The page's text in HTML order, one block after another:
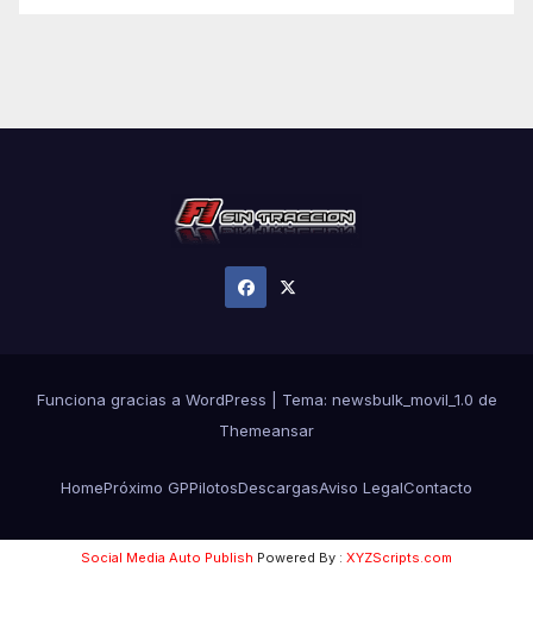
Funciona gracias a WordPress Tema: newsbulk_movil_1.0 de
Themeansar
HomePróximo GPPilotosDescargasAviso LegalContacto
Social Media Auto Publish Powered By : XYZScripts.com